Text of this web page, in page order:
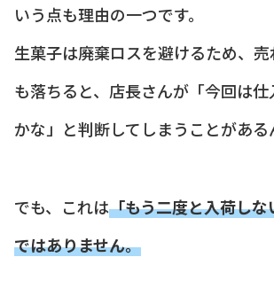
いう点も理由の一つです。
生菓子は廃棄ロスを避けるため、
も落ちると、店長さんが「今回は仕
かな」と判断してしまうことがある
でも、これは「もう二度と入荷し
ではありません。